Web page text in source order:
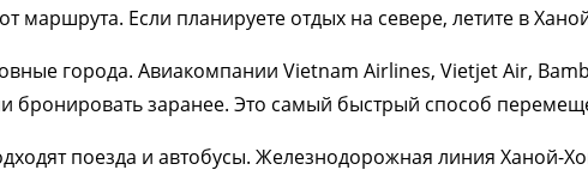
маршрута. Если планируете отдых на севере, летите в
города. Авиакомпании Vietnam Airlines, Vietjet Air,
бронировать заранее. Это самый быстрый способ
поезда и автобусы. Железнодорожная линия Ханой-